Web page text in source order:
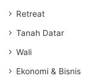
Retreat
Tanah Datar
Wali
Ekonomi & Bisnis